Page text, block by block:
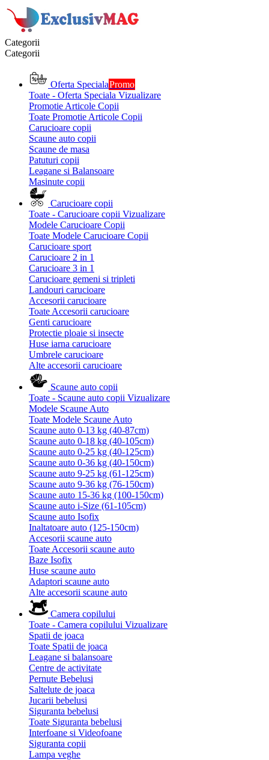
Categorii
Categorii
Oferta SpecialaPromo
Toate - Oferta Speciala Vizualizare
Promotie Articole Copii
Toate Promotie Articole Copii
Carucioare copii
Scaune auto copii
Scaune de masa
Patuturi copii
Leagane si Balansoare
Masinute copii
Carucioare copii
Toate - Carucioare copii Vizualizare
Modele Carucioare Copii
Toate Modele Carucioare Copii
Carucioare sport
Carucioare 2 in 1
Carucioare 3 in 1
Carucioare gemeni si tripleti
Landouri carucioare
Accesorii carucioare
Toate Accesorii carucioare
Genti carucioare
Protectie ploaie si insecte
Huse iarna carucioare
Umbrele carucioare
Alte accesorii carucioare
Scaune auto copii
Toate - Scaune auto copii Vizualizare
Modele Scaune Auto
Toate Modele Scaune Auto
Scaune auto 0-13 kg (40-87cm)
Scaune auto 0-18 kg (40-105cm)
Scaune auto 0-25 kg (40-125cm)
Scaune auto 0-36 kg (40-150cm)
Scaune auto 9-25 kg (61-125cm)
Scaune auto 9-36 kg (76-150cm)
Scaune auto 15-36 kg (100-150cm)
Scaune auto i-Size (61-105cm)
Scaune auto Isofix
Inaltatoare auto (125-150cm)
Accesorii scaune auto
Toate Accesorii scaune auto
Baze Isofix
Huse scaune auto
Adaptori scaune auto
Alte accesorii scaune auto
Camera copilului
Toate - Camera copilului Vizualizare
Spatii de joaca
Toate Spatii de joaca
Leagane si balansoare
Centre de activitate
Pernute Bebelusi
Saltelute de joaca
Jucarii bebelusi
Siguranta bebelusi
Toate Siguranta bebelusi
Interfoane si Videofoane
Siguranta copii
Lampa veghe